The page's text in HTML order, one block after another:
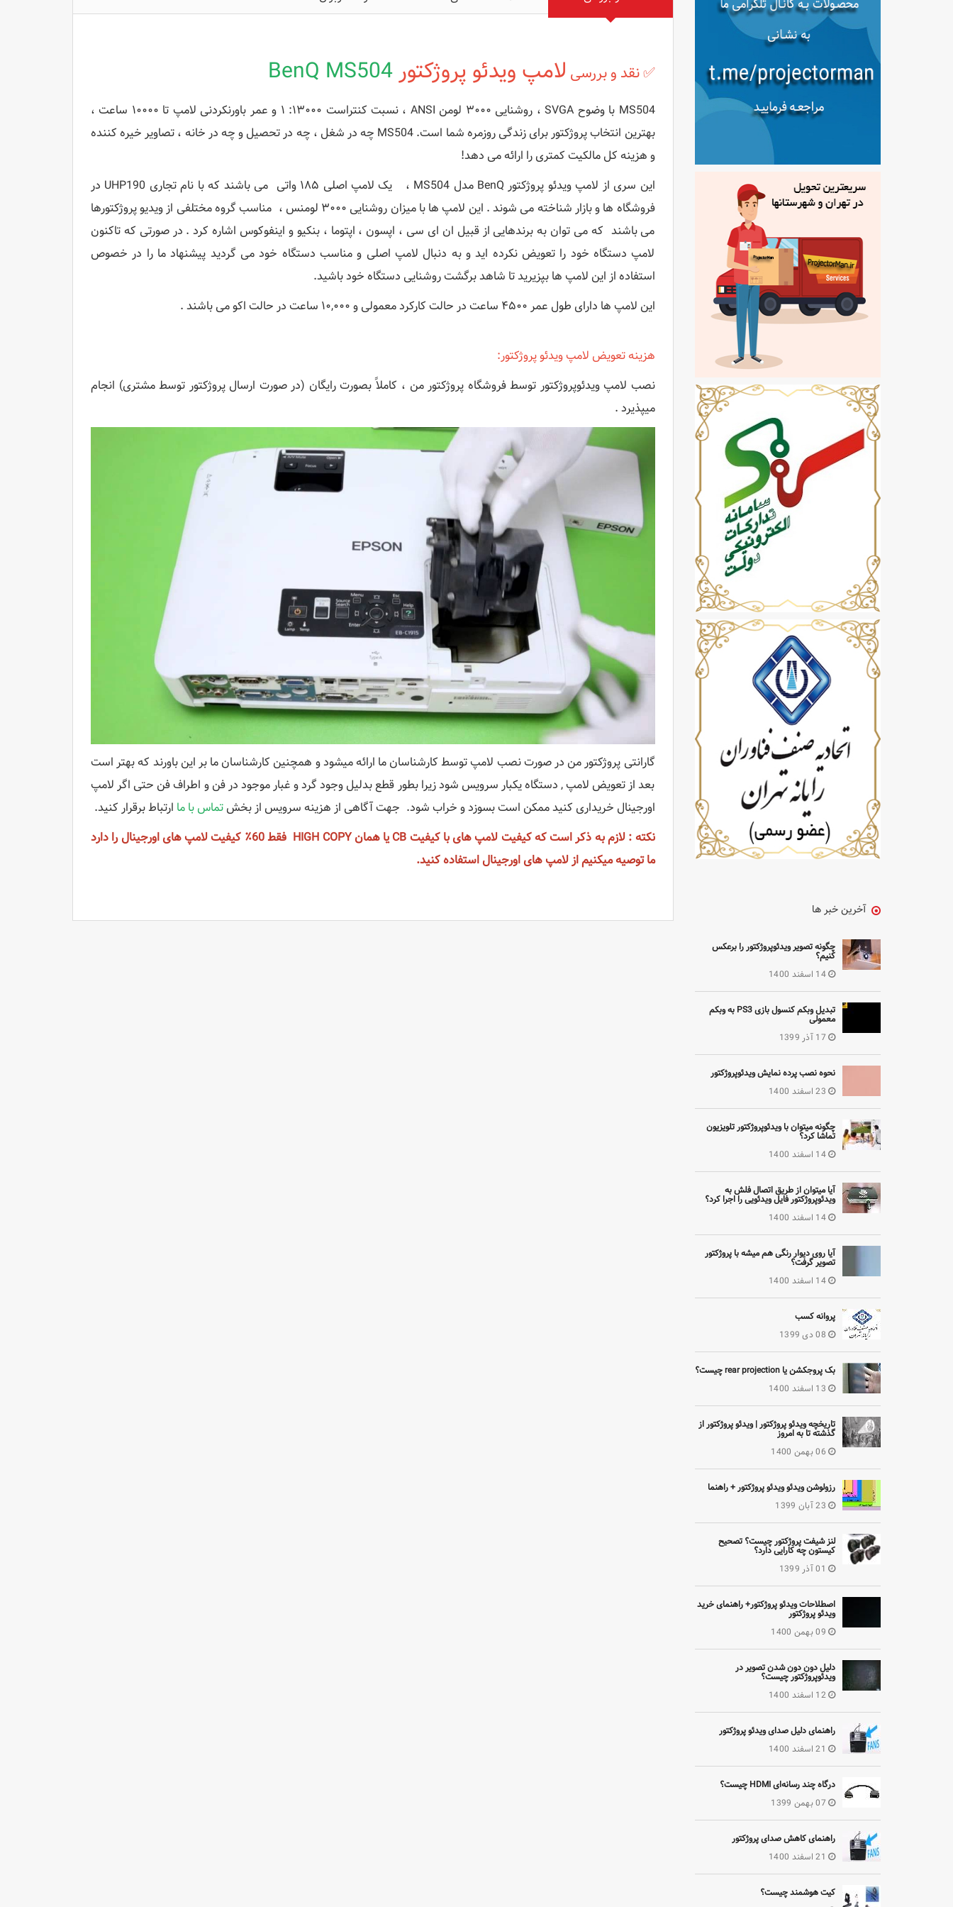
آخرین خبر ها
چگونه تصویر ویدئوپروژکتور را برعکس
کنیم؟
14 اسفند 1400
تبدیل وبکم کنسول بازی PS3 به وبکم
معمولی
17 آذر 1399
نحوه نصب پرده نمایش ویدئوپروژکتور
23 اسفند 1400
چگونه میتوان با ویدئوپروژکتور تلویزیون
تماشا کرد؟
14 اسفند 1400
آیا میتوان از طریق اتصال فلش به
ویدئوپروژکتور فایل ویدئویی را اجرا کرد؟
14 اسفند 1400
آیا روی دیوار رنگی هم میشه با پروژکتور
تصویر گرفت؟
14 اسفند 1400
پروانه کسب
08 دی 1399
بک پروجکشن یا rear projection چیست؟
13 اسفند 1400
تاریخچه ویدئو پروژکتور | ویدئو پروژکتور از
گذشته تا به امروز
06 بهمن 1400
رزولوشن ویدئو ویدئو پروژکتور + راهنما
23 آبان 1399
لنز شیفت پروژکتور چیست؟ تصحیح
کیستون چه کارایی دارد؟
01 آذر 1399
اصطلاحات ویدئو پروژکتور+ راهنمای خرید
ویدئو پروژکتور
09 بهمن 1400
دلیل دون دون شدن تصویر در
ویدئوپروژکتور چیست؟
12 اسفند 1400
راهنمای دلیل صدای ویدئو پروژکتور
21 اسفند 1400
درگاه چند رسانه‌ای HDMI چیست؟
07 بهمن 1399
راهنمای کاهش صدای پروژکتور
21 اسفند 1400
کیت هوشمند چیست؟
✅ نقد و بررسی لامپ ویدئو پروژکتورBenQ MS504
MS504
با وضوح SVGA ، روشنایی ۳۰۰۰ لومن ANSI ، نسبت کنتراست ۱۳۰۰۰: ۱ و عمر باورنکردنی لامپ تا ۱۰۰۰۰ ساعت ،
بهترین انتخاب پروژکتور برای زندگی روزمره شما است. MS504 چه در شغل ، چه در تحصیل و چه در خانه ، تصاویر خیره کننده
و هزینه کل مالکیت کمتری را ارائه می دهد!
این سری از لامپ ویدئو پروژکتور BenQ مدل MS504 ، یک لامپ اصلی ۱۸۵ واتی می باشند که با نام تجاری UHP190 در
فروشگاه ها و بازار شناخته می شوند . این لامپ ها با میزان روشنایی ۳۰۰۰ لومنس ، مناسب گروه مختلفی از ویدیو پروژکتورها
می باشند که می توان به برندهایی از قبیل ان ای سی ، اپسون ، اپتوما ، بنکیو و اینفوکوس اشاره کرد . در صورتی که تاکنون
لامپ دستگاه خود را تعویض نکرده اید و به دنبال لامپ اصلی و مناسب دستگاه خود می گردید پیشنهاد ما را در خصوص
استفاده از این لامپ ها بپزیرید تا شاهد برگشت روشنایی دستگاه خود باشید.
این لامپ ها دارای طول عمر ۴۵۰۰ ساعت در حالت کارکرد معمولی و ۱۰,۰۰۰ ساعت در حالت اکو می باشند .
هزینه تعویض لامپ ویدئو پروژکتور:
نصب لامپ ویدئوپروژکتور توسط فروشگاه پروژکتور من ، کاملاً بصورت رایگان (در صورت ارسال پروژکتور توسط مشتری) انجام
میپذیرد .
گارانتی پروژکتور من در صورت نصب لامپ توسط کارشناسان ما ارائه میشود و همچنین کارشناسان ما بر این باورند که بهتر است
بعد از تعویض لامپ , دستگاه یکبار سرویس شود زیرا بطور قطع بدلیل وجود گرد و غبار موجود در فن و اطراف فن حتی اگر لامپ
اورجینال خریداری کنید ممکن است بسوزد و خراب شود. جهت آگاهی از هزینه سرویس از بخشتماس با ما ارتباط برقرار کنید.
نکته : لازم به ذکر است که کیفیت لامپ های با کیفیت CB یا همان HIGH COPY فقط 60٪ کیفیت لامپ های اورجینال را دارد
ما توصیه میکنیم از لامپ های اورجینال استفاده کنید.